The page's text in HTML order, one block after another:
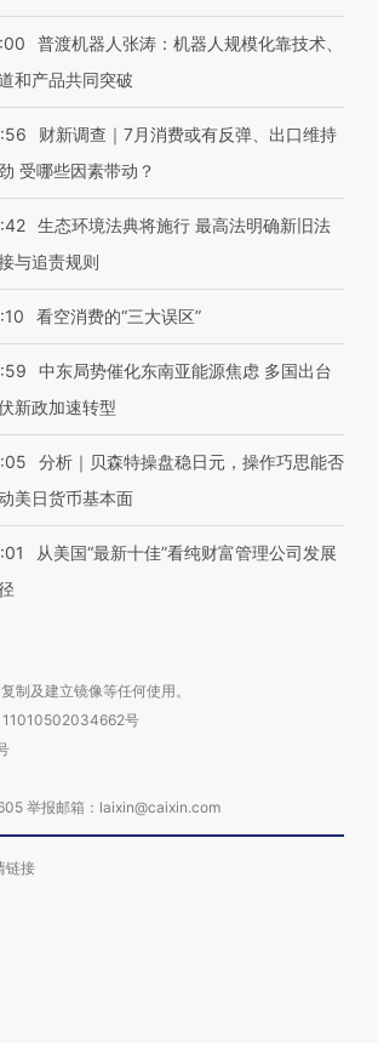
普渡机器人张涛：机器人规模化靠技术、
和产品共同突破
财新调查｜7月消费或有反弹、出口维持
受哪些因素带动？
生态环境法典将施行 最高法明确新旧法
与追责规则
看空消费的“三大误区”
中东局势催化东南亚能源焦虑 多国出台
新政加速转型
分析｜贝森特操盘稳日元，操作巧思能否
美日货币基本面
从美国“最新十佳”看纯财富管理公司发展
制及建立镜像等任何使用。
11010502034662号
举报邮箱：laixin@caixin.com
链接